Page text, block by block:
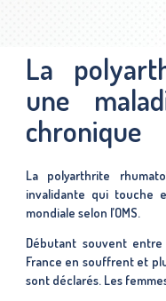
La
une
chronique
La polyarthrite
invalidante qui touche
mondiale selon l’OMS.
Débutant souvent
France en souffrent et
sont déclarés. Les